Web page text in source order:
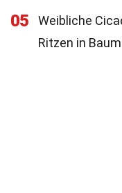
05
Weibliche
Ritzen in